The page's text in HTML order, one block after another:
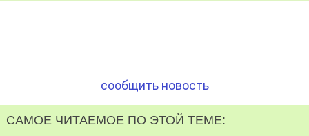
сообщить новость
САМОЕ ЧИТАЕМОЕ ПО ЭТОЙ ТЕМЕ: